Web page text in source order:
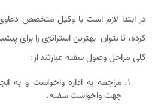
در ابتدا لازم است با وکیل متخصص
کرده، تا بتوان بهترین استراتژی را برای
کلی مراحل وصول سفته عبارتند از:
مراجعه به اداره واخواست و به
جهت واخواست سفته.